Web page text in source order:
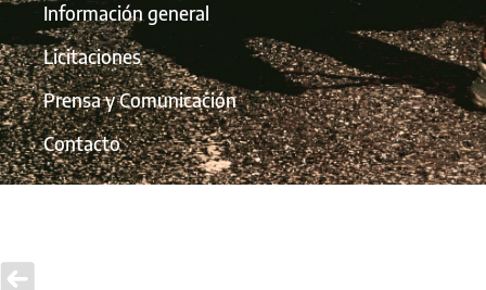
Información general
Licitaciones
Prensa y Comunicación
Contacto